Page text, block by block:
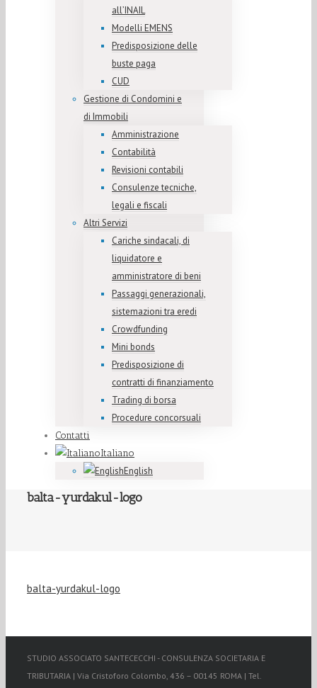
all’INAIL
Modelli EMENS
Predisposizione delle
buste paga
CUD
Gestione di Condomini e
di Immobili
Amministrazione
Contabilità
Revisioni contabili
Consulenze tecniche,
legali e fiscali
Altri Servizi
Cariche sindacali, di
liquidatore e
amministratore di beni
Passaggi generazionali,
sistemazioni tra eredi
Crowdfunding
Mini bonds
Predisposizione di
contratti di finanziamento
Trading di borsa
Procedure concorsuali
Contatti
Italiano
English
balta-yurdakul-logo
balta-yurdakul-logo
STUDIO ASSOCIATO SANTECECCHI - CONSULENZA SOCIETARIA E
TRIBUTARIA | Via Cristoforo Colombo, 436 – 00145 ROMA | Tel.